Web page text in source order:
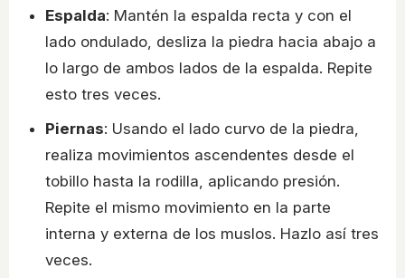
Espalda: Mantén la espalda recta y con el
lado ondulado, desliza la piedra hacia abajo a
lo largo de ambos lados de la espalda. Repite
esto tres veces.
Piernas: Usando el lado curvo de la piedra,
realiza movimientos ascendentes desde el
tobillo hasta la rodilla, aplicando presión.
Repite el mismo movimiento en la parte
interna y externa de los muslos. Hazlo así tres
veces.